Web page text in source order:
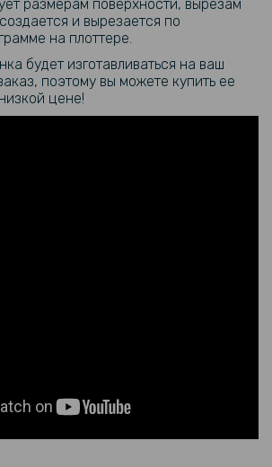
размерам поверхности, вырезам
и вырезается по
на плоттере.
будет изготавливаться на ваш
поэтому вы можете купить ее
цене!